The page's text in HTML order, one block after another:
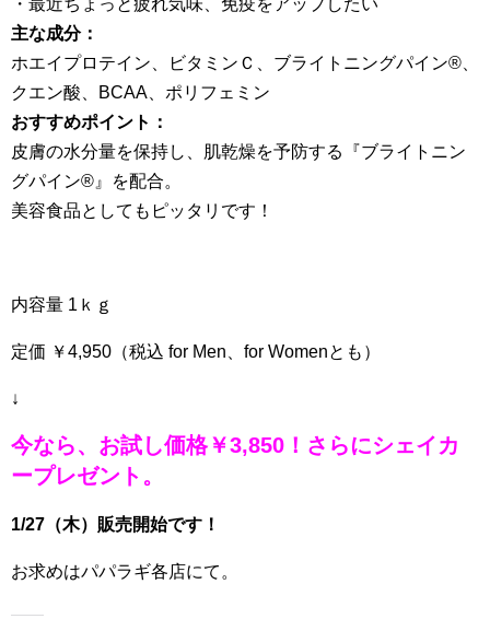
主な成分：
ホエイプロテイン、ビタミンＣ、ブライトニングパイン®、
クエン酸、BCAA、ポリフェミン
おすすめポイント：
皮膚の水分量を保持し、肌乾燥を予防する『ブライトニン
グパイン®』を配合。
美容食品としてもピッタリです！
内容量 1ｋｇ
定価 ￥4,950（税込 for Men、for Womenとも）
↓
今なら、お試し価格￥3,850！さらにシェイカ
ープレゼント。
1/27（木）販売開始です！
お求めはパパラギ各店にて。